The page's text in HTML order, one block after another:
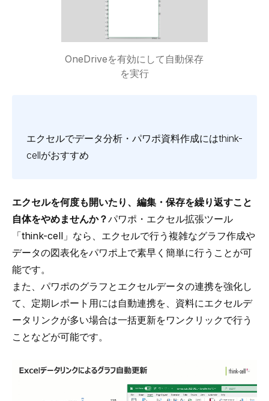
OneDriveを有効にして自動保存
を実行
エクセルでデータ分析・パワポ資料作成にはthink-
cellがおすすめ
エクセルを何度も開いたり、編集・保存を繰り返すこと
自体をやめませんか？パワポ・エクセル拡張ツール
「think-cell 」なら、エクセルで行う 複雑なグラフ作成や
データの図表化をパワポ上で素早く簡単に行うことが可
能です。
また、パワポのグラフと エクセルデータの連携を強化し
て、定期レポート用には自動連携を、資料にエクセルデ
ータリンクが多い場合は一括更新をワンクリックで行う
ことなどが可能です。